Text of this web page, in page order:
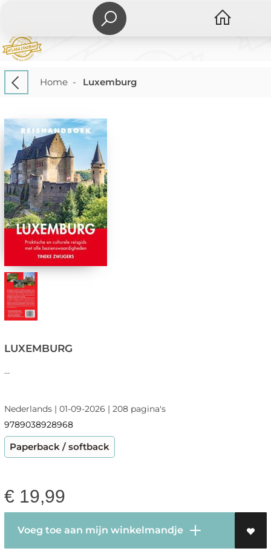
Home- Luxemburg
LUXEMBURG
...
Nederlands | 01-09-2026 | 208 pagina's
9789038928968
Paperback / softback
€ 19,99
Voeg toe aan mijn winkelmandje